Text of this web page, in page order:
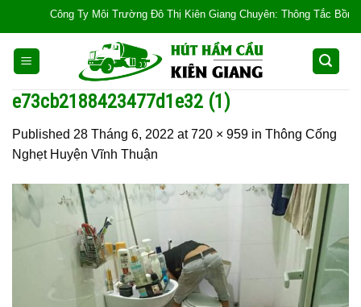
content
Công Ty Môi Trường Đô Thị Kiên Giang Chuyên: Thông Tắc Bồn
e73cb2188423477d1e32 (1)
Published 28 Tháng 6, 2022 at720 × 959 in Thông Cống
Nghẹt Huyện Vĩnh Thuận